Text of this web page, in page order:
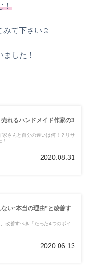
！
みて下さい☺
した！
れるハンドメイド作家の3
家さんと自分の違いは何！？リサ
2020.08.31
い“本当の理由”と改善す
改善すべき「たった4つのポイ
2020.06.13